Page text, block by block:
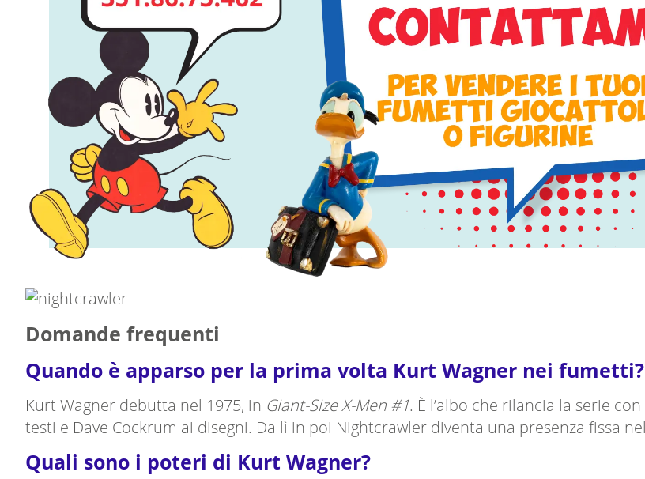
Domande frequenti
Quando è apparso per la prima volta Kurt Wagner nei fumetti?
Kurt Wagner debutta nel 1975, in Giant-Size X-Men #1. È l’albo che rilancia la serie
testi e Dave Cockrum ai disegni. Da lì in poi Nightcrawler diventa una presenza fissa
Quali sono i poteri di Kurt Wagner?